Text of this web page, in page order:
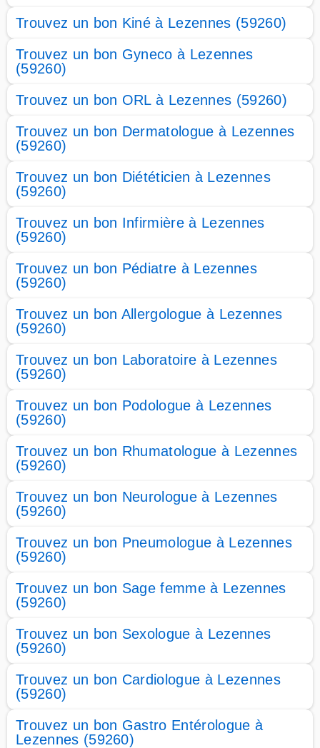
Trouvez un bon Kiné à Lezennes (59260)
Trouvez un bon Gyneco à Lezennes
(59260)
Trouvez un bon ORL à Lezennes (59260)
Trouvez un bon Dermatologue à Lezennes
(59260)
Trouvez un bon Diététicien à Lezennes
(59260)
Trouvez un bon Infirmière à Lezennes
(59260)
Trouvez un bon Pédiatre à Lezennes
(59260)
Trouvez un bon Allergologue à Lezennes
(59260)
Trouvez un bon Laboratoire à Lezennes
(59260)
Trouvez un bon Podologue à Lezennes
(59260)
Trouvez un bon Rhumatologue à Lezennes
(59260)
Trouvez un bon Neurologue à Lezennes
(59260)
Trouvez un bon Pneumologue à Lezennes
(59260)
Trouvez un bon Sage femme à Lezennes
(59260)
Trouvez un bon Sexologue à Lezennes
(59260)
Trouvez un bon Cardiologue à Lezennes
(59260)
Trouvez un bon Gastro Entérologue à
Lezennes (59260)